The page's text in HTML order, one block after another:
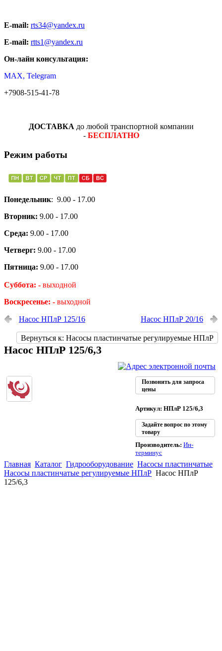
E-mail: rts34@yandex.ru
E-mail: rtts1@yandex.ru
Он-лайн консультация:
MAX, Telegram
+7908-515-41-78
ДОСТАВКА до любой транспортной компании
- БЕСПЛАТНО
Режим работы
Понедельник: 9.00 - 17.00
Вторник: 9.00 - 17.00
Среда: 9.00 - 17.00
Четверг: 9.00 - 17.00
Пятница: 9.00 - 17.00
Суббота: - выходной
Воскресенье: - выходной
Насос НПлР 125/16 Насос НПлР 20/16
Вернуться к: Насосы пластинчатые регулируемые НПлР
Насос НПлР 125/6,3
Позвонить для запроса
цены
Артикул: НПлР 125/6,3
Задайте вопрос по этому
товару
Производитель:Ин-
терминус
Главная Каталог Гидрооборудование Насосы пластинчатые
Насосы пластинчатые регулируемые НПлР Насос НПлР
125/6,3